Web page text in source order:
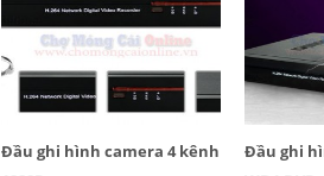
Đầu ghi hình camera 4 kênh
Đầu ghi